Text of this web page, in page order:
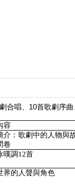
合唱、10首歌劇序曲
容
介：歌劇中的人物與
卷
嘆調12首
界的人聲與角色